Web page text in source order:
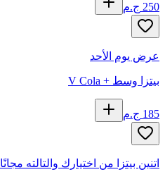
250 ج.م
عرض يوم الأحد
بيتزا وسط + V Cola
185 ج.م
اتنين بيتزا من اختيارك والتالته مجانًا